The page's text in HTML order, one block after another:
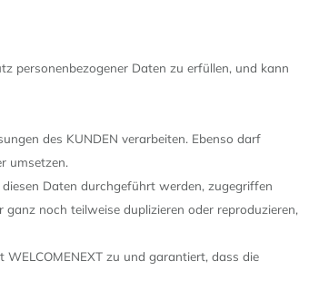
personenbezogener Daten zu erfüllen, und kann
des KUNDEN verarbeiten. Ebenso darf
umsetzen.
Daten durchgeführt werden, zugegriffen
noch teilweise duplizieren oder reproduzieren,
zu und garantiert, dass die